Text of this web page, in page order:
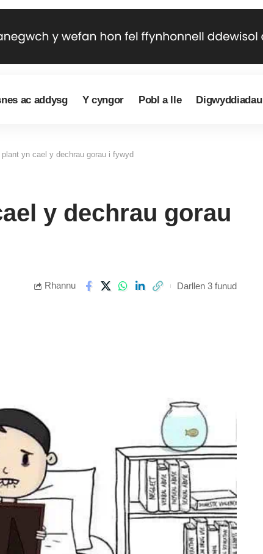
ac addysg Y cyngor Pobl a lle Digwyddiadau
plant yn cael y dechrau gorau i fywyd
y dechrau gorau
Rhannu Darllen 3 funud